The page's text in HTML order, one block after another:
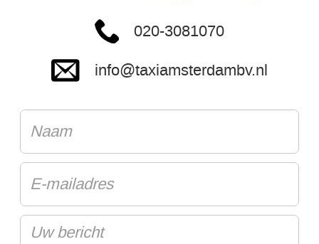
020-3081070
info@taxiamsterdambv.nl